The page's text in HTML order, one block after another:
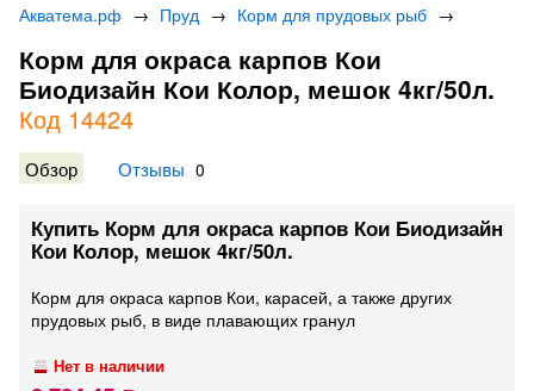
Акватема.рф → Пруд → Корм для прудовых рыб →
Корм для окраса карпов Кои
Биодизайн Кои Колор, мешок 4кг/50л.
Код 14424
Обзор Отзывы 0
Купить Корм для окраса карпов Кои Биодизайн
Кои Колор, мешок 4кг/50л.
Корм для окраса карпов Кои, карасей, а также других
прудовых рыб, в виде плавающих гранул
Нет в наличии